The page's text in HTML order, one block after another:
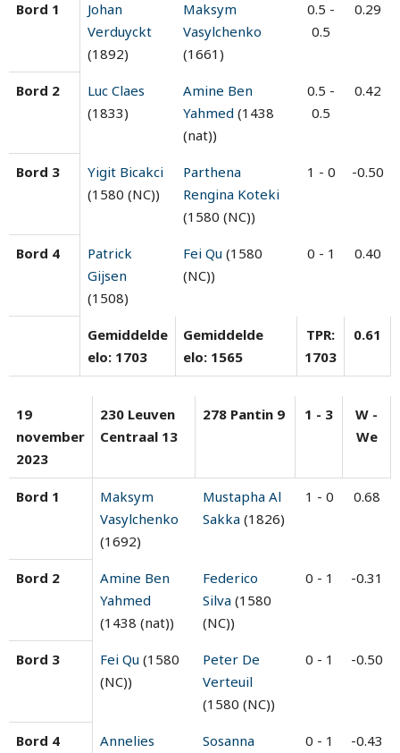
Bord 1
Johan
Verduyckt
(1892)
Maksym
Vasylchenko
(1661)
0.5 -
0.5
0.29
Bord 2
Luc Claes
(1833)
Amine Ben
Yahmed (1438
(nat))
0.5 -
0.5
0.42
Bord 3
Yigit Bicakci
(1580 (NC))
Parthena
Rengina Koteki
(1580 (NC))
1 - 0 -0.50
Bord 4
Patrick
Gijsen
(1508)
Fei Qu (1580
(NC))
0 - 1 0.40
Gemiddelde
elo: 1703
Gemiddelde
elo: 1565
TPR:
1703
0.61
19
november
2023
230 Leuven
Centraal 13
278 Pantin 9 1 - 3
W -
We
Bord 1
Maksym
Vasylchenko
(1692)
Mustapha Al
Sakka (1826)
1 - 0 0.68
Bord 2
Amine Ben
Yahmed
(1438 (nat))
Federico
Silva (1580
(NC))
0 - 1 -0.31
Bord 3 Fei Qu (1580
(NC))
Peter De
Verteuil
(1580 (NC))
0 - 1 -0.50
Bord 4
Annelies
Sosanna
0 - 1 -0.43